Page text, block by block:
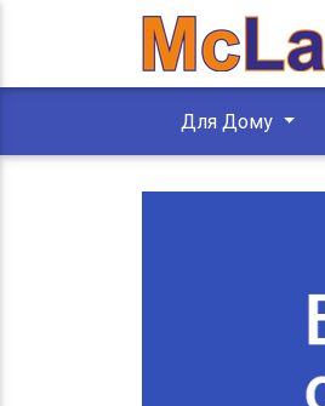
Для Дому